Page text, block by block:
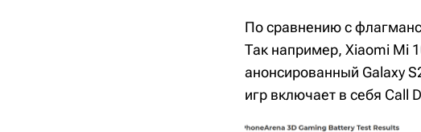
По сравнению с
Так например, Xiaomi Mi
анонсированный Galaxy
игр включает в себя Call